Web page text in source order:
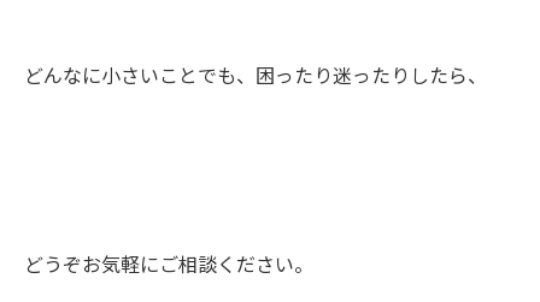
どんなに小さいことでも、困ったり迷ったりしたら、
どうぞお気軽にご相談ください。